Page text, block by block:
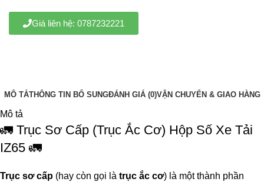
Giá liên hệ: 0787232221
MÔ TẢTHÔNG TIN BỔ SUNGĐÁNH GIÁ (0)VẬN CHUYỂN & GIAO HÀNG
Mô tả
🚛 Trục Sơ Cấp (Trục Ắc Cơ) Hộp Số Xe Tải
IZ65 🚛
Trục sơ cấp (hay còn gọi là trục ắc cơ) là một thành phần